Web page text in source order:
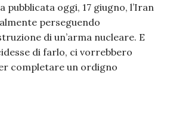
pubblicata oggi, 17 giugno, l’Iran
perseguendo
di un’arma nucleare. E
di farlo, ci vorrebbero
completare un ordigno